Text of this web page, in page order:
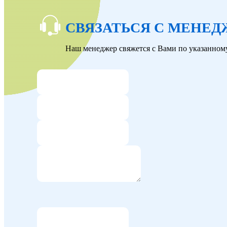
СВЯЗАТЬСЯ С
Наш менеджер свяжется с Вами по